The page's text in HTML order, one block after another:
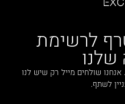
לרשימת
אנחנו שולחים מייל רק שיש לנו
לשתף.